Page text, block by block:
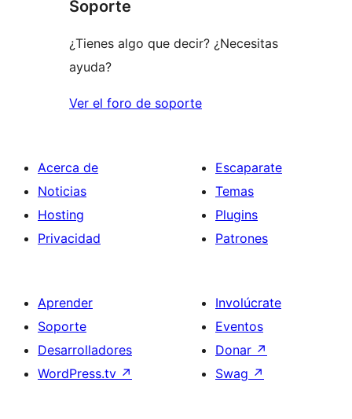
Soporte
¿Tienes algo que decir? ¿Necesitas
ayuda?
Ver el foro de soporte
Acerca de
Noticias
Hosting
Privacidad
Escaparate
Temas
Plugins
Patrones
Aprender
Soporte
Desarrolladores
WordPress.tv ↗
Involúcrate
Eventos
Donar ↗
Swag ↗